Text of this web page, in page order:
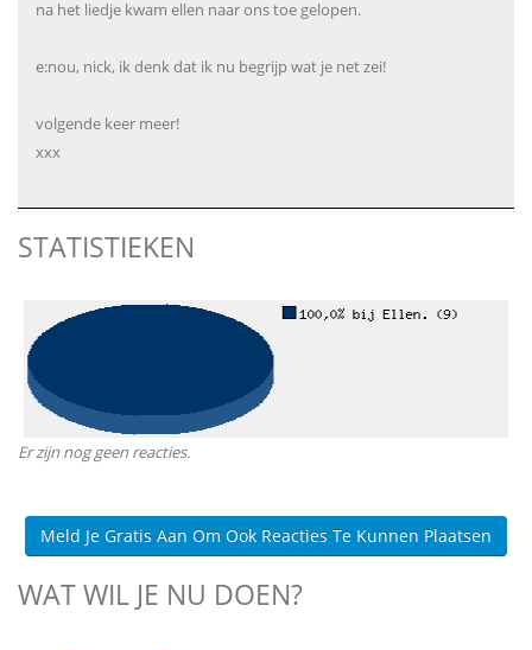
na het liedje kwam ellen naar ons toe gelopen.
e:nou, nick, ik denk dat ik nu begrijp wat je net zei!
volgende keer meer!
xxx
STATISTIEKEN
Er zijn nog geen reacties.
Meld Je Gratis Aan Om Ook Reacties Te Kunnen Plaatsen
WAT WIL JE NU DOEN?